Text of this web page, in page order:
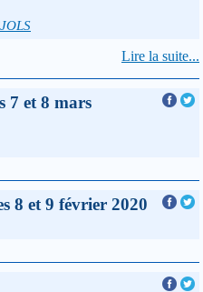
Lire la suite...
7 et 8 mars
8 et 9 février 2020